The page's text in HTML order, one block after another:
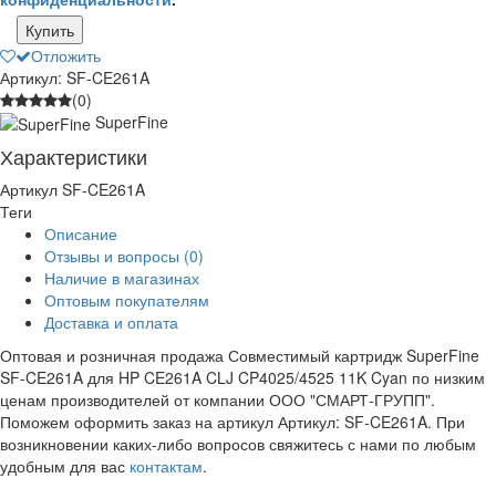
Купить
Отложить
Артикул: SF-CE261A
(0)
SuperFine
Характеристики
Артикул SF-CE261A
Теги
Описание
Отзывы и вопросы (0)
Наличие в магазинах
Оптовым покупателям
Доставка и оплата
Оптовая и розничная продажа Совместимый картридж SuperFine
SF-CE261A для HP CE261A CLJ CP4025/4525 11K Cyan по низким
ценам производителей от компании ООО "СМАРТ-ГРУПП".
Поможем оформить заказ на артикул Артикул: SF-CE261A. При
возникновении каких-либо вопросов свяжитесь с нами по любым
удобным для вас контактам.